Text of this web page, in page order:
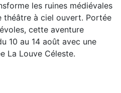
les ruines médiévales
théâtre à ciel ouvert. Portée
cette aventure
10 au 14 août avec une
La Louve Céleste.